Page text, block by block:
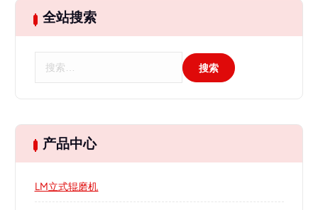
全站搜索
产品中心
LM立式辊磨机